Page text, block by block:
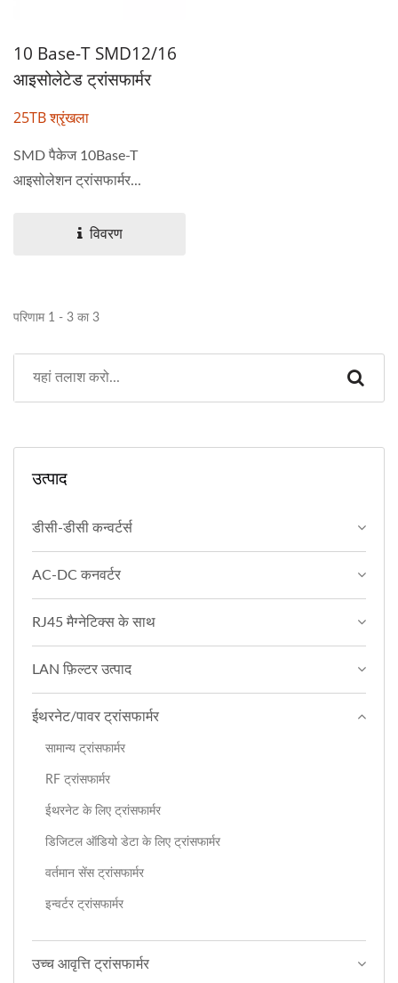
10 Base-T SMD12/16
आइसोलेटेड ट्रांसफार्मर
25TB श्रृंखला
SMD पैकेज 10Base-T
आइसोलेशन ट्रांसफार्मर...
विवरण
परिणाम 1 - 3 का 3
उत्पाद
डीसी-डीसी कन्वर्टर्स
AC-DC कनवर्टर
RJ45 मैग्नेटिक्स के साथ
LAN फ़िल्टर उत्पाद
ईथरनेट/पावर ट्रांसफार्मर
सामान्य ट्रांसफार्मर
RF ट्रांसफार्मर
ईथरनेट के लिए ट्रांसफार्मर
डिजिटल ऑडियो डेटा के लिए ट्रांसफार्मर
वर्तमान सेंस ट्रांसफार्मर
इन्वर्टर ट्रांसफार्मर
उच्च आवृत्ति ट्रांसफार्मर